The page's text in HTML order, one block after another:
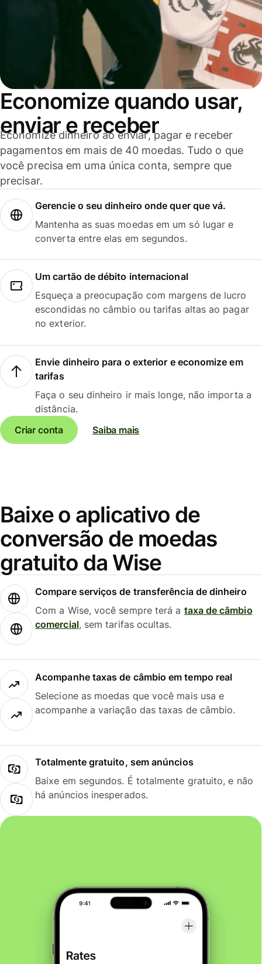
Economize quando usar,
enviar e receber
Economize dinheiro ao enviar, pagar e receber
pagamentos em mais de 40 moedas. Tudo o que
você precisa em uma única conta, sempre que
precisar.
Gerencie o seu dinheiro onde quer que vá.
Mantenha as suas moedas em um só lugar e
converta entre elas em segundos.
Um cartão de débito internacional
Esqueça a preocupação com margens de lucro
escondidas no câmbio ou tarifas altas ao pagar
no exterior.
Envie dinheiro para o exterior e economize em
tarifas
Faça o seu dinheiro ir mais longe, não importa a
distância.
Criar conta
Saiba mais
Baixe o aplicativo de
conversão de moedas
gratuito da Wise
Compare serviços de transferência de dinheiro
Com a Wise, você sempre terá a taxa de câmbio
comercial, sem tarifas ocultas.
Acompanhe taxas de câmbio em tempo real
Selecione as moedas que você mais usa e
acompanhe a variação das taxas de câmbio.
Totalmente gratuito, sem anúncios
Baixe em segundos. É totalmente gratuito, e não
há anúncios inesperados.